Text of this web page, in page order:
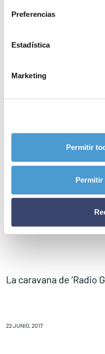
Preferencias
Estadística
Marketing
Permitir
Permitir
La caravana de ‘Radio
22 JUNIO, 2017